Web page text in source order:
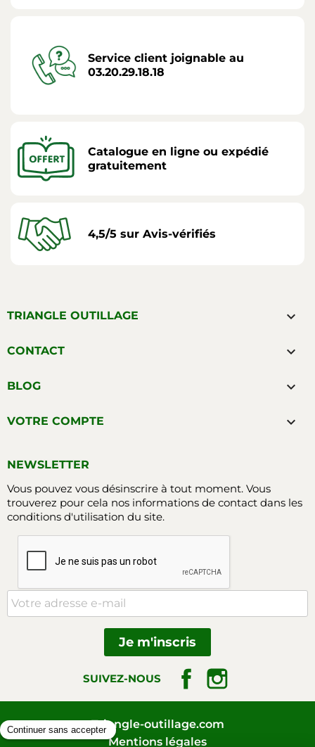
Service client joignable au
03.20.29.18.18
Catalogue en ligne ou expédié
gratuitement
4,5/5 sur Avis-vérifiés
TRIANGLE OUTILLAGE 
CONTACT 
BLOG 
VOTRE COMPTE 
NEWSLETTER
Vous pouvez vous désinscrire à tout moment. Vous
trouverez pour cela nos informations de contact dans les
conditions d'utilisation du site.
SUIVEZ-NOUS Facebook
Triangle-outillage.com
Mentions légales